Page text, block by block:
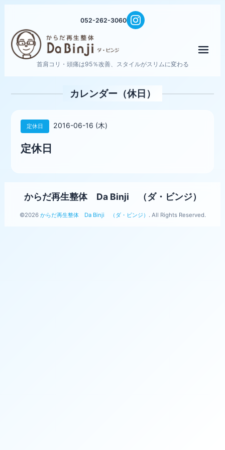
052-262-3060
首肩コリ・頭痛は95％改善、スタイルがスリムに変わる
カレンダー（休日）
定休日 2016-06-16 (木)
定休日
からだ再生整体 Da Binji （ダ・ビンジ）
©2026 からだ再生整体 Da Binji （ダ・ビンジ） . All Rights Reserved.